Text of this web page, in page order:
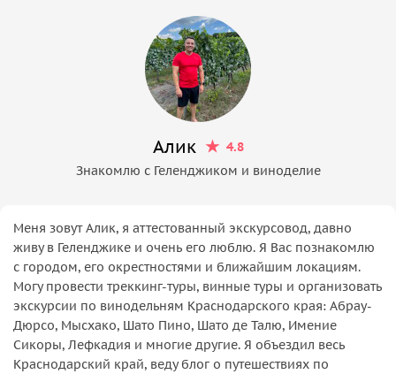
Алик
4.8
Знакомлю с Геленджиком и виноделие
Меня зовут Алик, я аттестованный экскурсовод, давно
живу в Геленджике и очень его люблю. Я Вас познакомлю
с городом, его окрестностями и ближайшим локациям.
Могу провести треккинг-туры, винные туры и организовать
экскурсии по винодельням Краснодарского края: Абрау-
Дюрсо, Мысхако, Шато Пино, Шато де Талю, Имение
Сикоры, Лефкадия и многие другие. Я объездил весь
Краснодарский край, веду блог о путешествиях по